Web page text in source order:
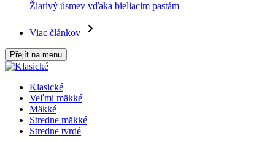
Žiarivý úsmev vďaka bieliacim pastám
Viac článkov
Přejít na menu
Klasické
Veľmi mäkké
Mäkké
Stredne mäkké
Stredne tvrdé